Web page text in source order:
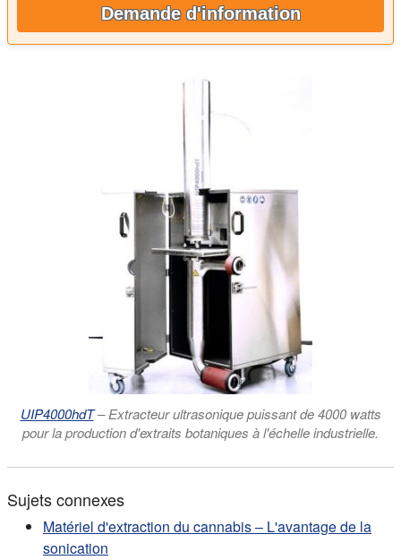
Demande d'information
UIP4000hdT– Extracteur ultrasonique puissant de 4000 watts
pour la production d'extraits botaniques à l'échelle industrielle.
Sujets connexes
Matériel d'extraction du cannabis – L'avantage de la
sonication